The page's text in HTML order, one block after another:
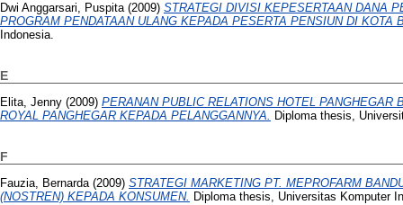
Dwi Anggarsari, Puspita(2009) STRATEGI DIVISI KEPESERTAAN DANA
PROGRAM PENDATAAN ULANG KEPADA PESERTA PENSIUN DI KOTA
Indonesia.
E
Elita, Jenny (2009) PERANAN PUBLIC RELATIONS HOTEL PANGHEGAR
ROYAL PANGHEGAR KEPADA PELANGGANNYA. Diploma thesis,
F
Fauzia, Bernarda (2009) STRATEGI MARKETING PT. MEPROFARM
(NOSTREN) KEPADA KONSUMEN. Diploma thesis, Universitas Komputer